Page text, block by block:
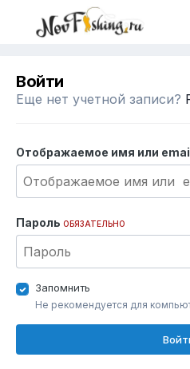
Войти
Еще нет учетной записи?
Отображаемое имя или
Пароль ОБЯЗАТЕЛЬНО
Запомнить
Не рекомендуется для